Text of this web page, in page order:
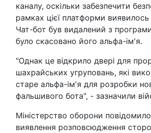
каналу, оскільки забезпечити
рамках цієї платформи
Чат-бот був видалений з
було скасовано його альфа-ім'я.
"Однак це відкрило двері для
шахрайських угруповань, які
старе альфа-ім'я для розробки
фальшивого бота", - зазначили
Міністерство оборони
виявлення розповсюдження